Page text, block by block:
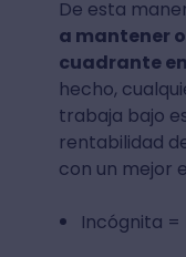
De esta
a mantener
cuadrante
hecho,
trabaja bajo
rentabilidad
con un mejor
Incógnita